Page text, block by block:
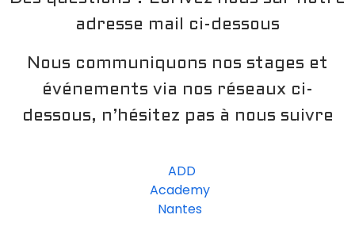
adresse mail ci-dessous
Nous communiquons nos stages et
événements via nos réseaux ci-
dessous, n’hésitez pas à nous suivre
ADD
Academy
Nantes